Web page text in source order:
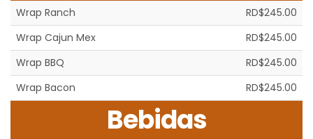
Wrap Ranch
RD$245.00
Wrap Cajun Mex
RD$245.00
Wrap BBQ
RD$245.00
Wrap Bacon
RD$245.00
Bebidas